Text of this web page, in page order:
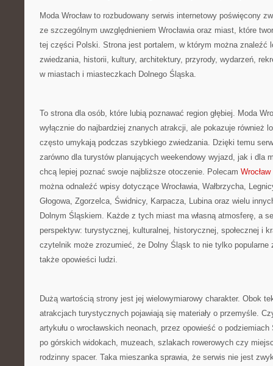
Moda Wrocław to rozbudowany serwis internetowy poświęcony
ze szczególnym uwzględnieniem Wrocławia oraz miast, które
tej części Polski. Strona jest portalem, w którym można znaleźć
zwiedzania, historii, kultury, architektury, przyrody, wydarzeń,
w miastach i miasteczkach Dolnego Śląska.
To strona dla osób, które lubią poznawać region głębiej. Moda
wyłącznie do najbardziej znanych atrakcji, ale pokazuje również
często umykają podczas szybkiego zwiedzania. Dzięki temu
zarówno dla turystów planujących weekendowy wyjazd, jak i dla
chcą lepiej poznać swoje najbliższe otoczenie. Polecam Wrocław
można odnaleźć wpisy dotyczące Wrocławia, Wałbrzycha,
Głogowa, Zgorzelca, Świdnicy, Karpacza, Lubina oraz wielu
Dolnym Śląskiem. Każde z tych miast ma własną atmosferę, a
perspektyw: turystycznej, kulturalnej, historycznej, społecznej i
czytelnik może zrozumieć, że Dolny Śląsk to nie tylko popularne
także opowieści ludzi.
Dużą wartością strony jest jej wielowymiarowy charakter. Obok
atrakcjach turystycznych pojawiają się materiały o przemyśle.
artykułu o wrocławskich neonach, przez opowieść o
po górskich widokach, muzeach, szlakach rowerowych czy
rodzinny spacer. Taka mieszanka sprawia, że serwis nie jest